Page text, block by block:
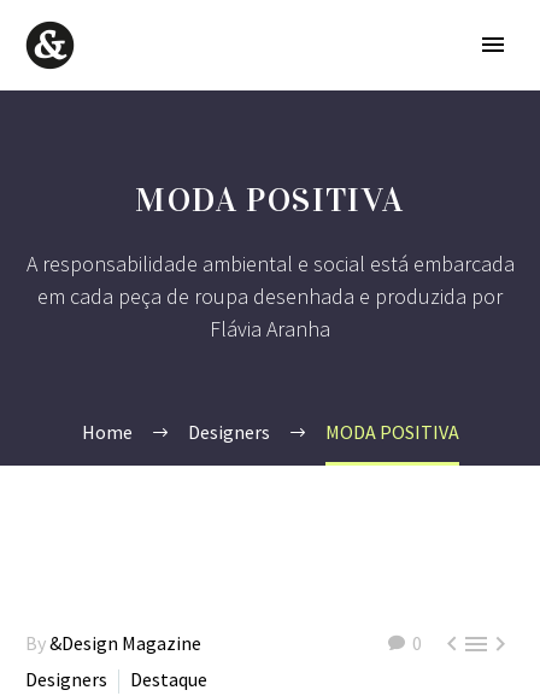
MODA POSITIVA
A responsabilidade ambiental e social está embarcada
em cada peça de roupa desenhada e produzida por
Flávia Aranha
Home Designers MODA POSITIVA
0 
By&Design Magazine
Designers
Destaque